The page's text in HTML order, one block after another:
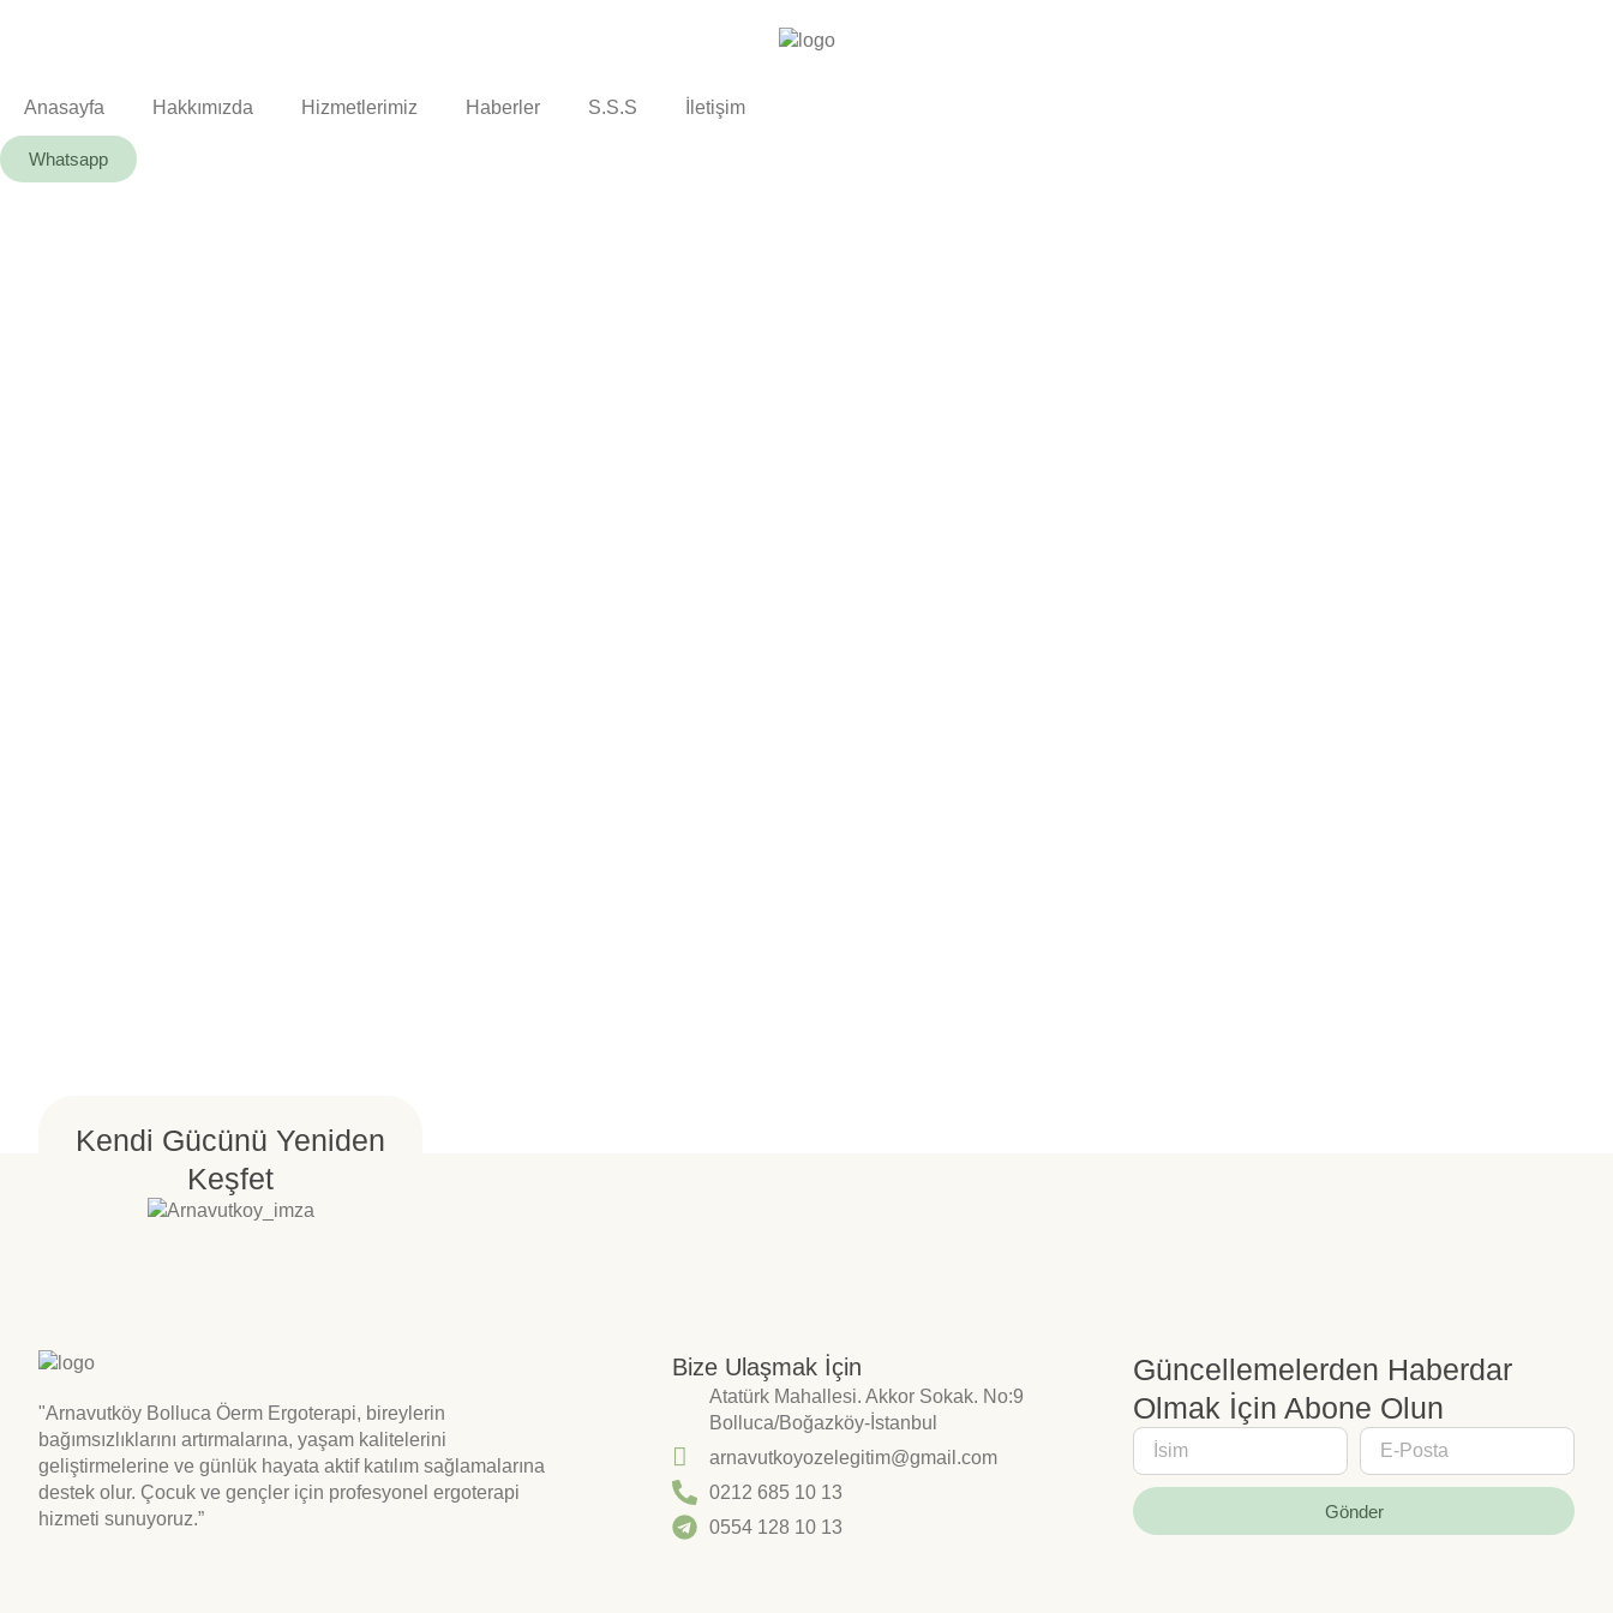
Anasayfa Hakkımızda Hizmetlerimiz Haberler S.S.S İletişim
Whatsapp
Kendi Gücünü Yeniden
Keşfet
"Arnavutköy Bolluca Öerm Ergoterapi, bireylerin
bağımsızlıklarını artırmalarına, yaşam kalitelerini
geliştirmelerine ve günlük hayata aktif katılım sağlamalarına
destek olur. Çocuk ve gençler için profesyonel ergoterapi
hizmeti sunuyoruz.”
Bize Ulaşmak İçin
Atatürk Mahallesi. Akkor Sokak. No:9
Bolluca/Boğazköy-İstanbul
arnavutkoyozelegitim@gmail.com
0212 685 10 13
0554 128 10 13
Güncellemelerden Haberdar
Olmak İçin Abone Olun
Gönder